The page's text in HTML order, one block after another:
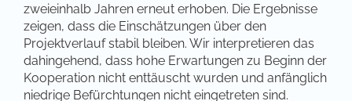
zweieinhalb Jahren erneut erhoben. Die Ergebnisse
zeigen, dass die Einschätzungen über den
Projektverlauf stabil bleiben. Wir interpretieren das
dahingehend, dass hohe Erwartungen zu Beginn der
Kooperation nicht enttäuscht wurden und anfänglich
niedrige Befürchtungen nicht eingetreten sind.